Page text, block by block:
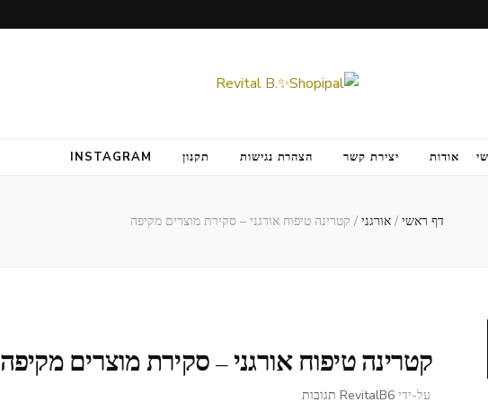
אודות יצירת קשר הצהרת נגישות תקנון INSTAGRAM
דף ראשי / אורגני/ קטרינה טיפוח אורגני – סקירת מוצרים מקיפה
קטרינה טיפוח אורגני – סקירת מוצרים מקיפה
על-ידי RevitalB6 תגובות